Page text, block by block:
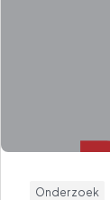
Onderzoek